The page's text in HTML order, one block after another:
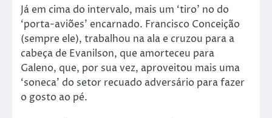
Já em cima do intervalo, mais um ‘tiro’ no do
‘porta-aviões’ encarnado. Francisco Conceição
(sempre ele), trabalhou na ala e cruzou para a
cabeça de Evanilson, que amorteceu para
Galeno, que, por sua vez, aproveitou mais uma
‘soneca’ do setor recuado adversário para fazer
o gosto ao pé.